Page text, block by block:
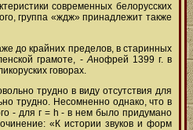
современных белорусских
группа «ждж» принадлежит также
до крайних пределов, в старинных
грамоте, -Анофрей 1399 г. в
говорах.
трудно в виду отсутствия для
трудно. Несомненно однако, что в
- для г = h - в нем было придумано
«К истории звуков и форм